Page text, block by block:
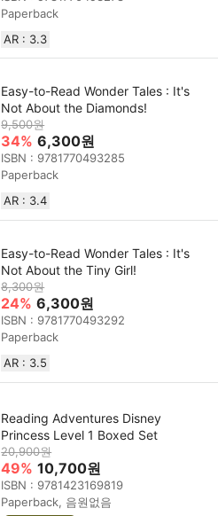
Paperback
AR : 3.3
Easy-to-Read Wonder Tales : It's
Not About the Diamonds!
9,500원
34% 6,300원
ISBN : 9781770493285
Paperback
AR : 3.4
Easy-to-Read Wonder Tales : It's
Not About the Tiny Girl!
8,300원
24% 6,300원
ISBN : 9781770493292
Paperback
AR : 3.5
Reading Adventures Disney
Princess Level 1 Boxed Set
20,900원
49% 10,700원
ISBN : 9781423169819
Paperback, 음원없음